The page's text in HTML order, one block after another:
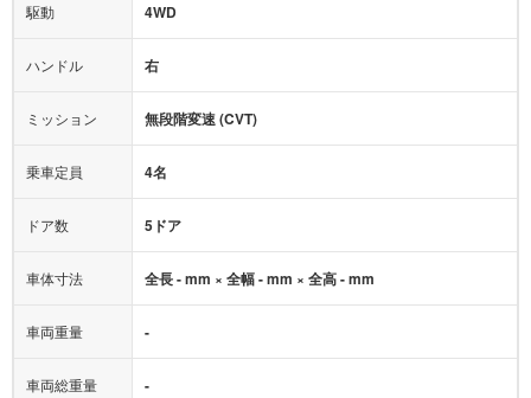
アダプティブクルーズコントロール
ヒルディセントコントロール
オートマチックハイビーム
駆動 4WD
ハンドル 右
ミッション 無段階変速 (CVT)
乗車定員 4名
ドア数 5ドア
車体寸法 全長 - mm × 全幅 - mm × 全高 - mm
車両重量 -
車両総重量 -